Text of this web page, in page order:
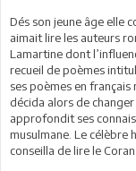
Dés son jeune âge elle
aimait lire les auteurs
Lamartine dont
recueil de poèmes
ses poèmes en
décida alors de changer
approfondit ses
musulmane. Le célèbre
conseilla de lire le